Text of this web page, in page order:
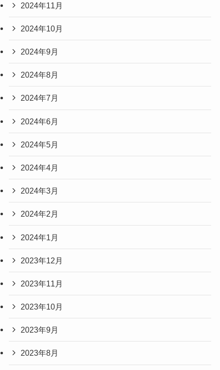
2024年11月
2024年10月
2024年9月
2024年8月
2024年7月
2024年6月
2024年5月
2024年4月
2024年3月
2024年2月
2024年1月
2023年12月
2023年11月
2023年10月
2023年9月
2023年8月